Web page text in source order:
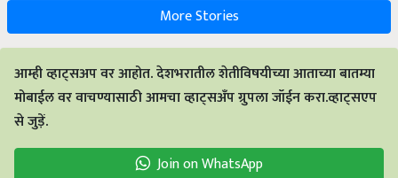
More Stories
आम्ही व्हाट्सअप वर आहोत. देशभरातील शेतीविषयीच्या आताच्या बातम्या
मोबाईल वर वाचण्यासाठी आमचा व्हाट्सअँप ग्रुपला जॉईन करा.व्हाट्सएप
से जुड़ें.
Join on WhatsApp